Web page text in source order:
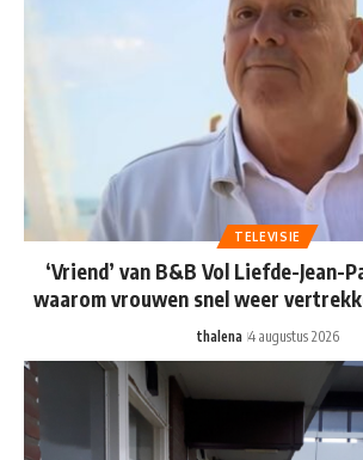
TELEVISIE
‘Vriend’ van B&B Vol Liefde-Jean-
waarom vrouwen snel weer
thalena 4 augustus 2026